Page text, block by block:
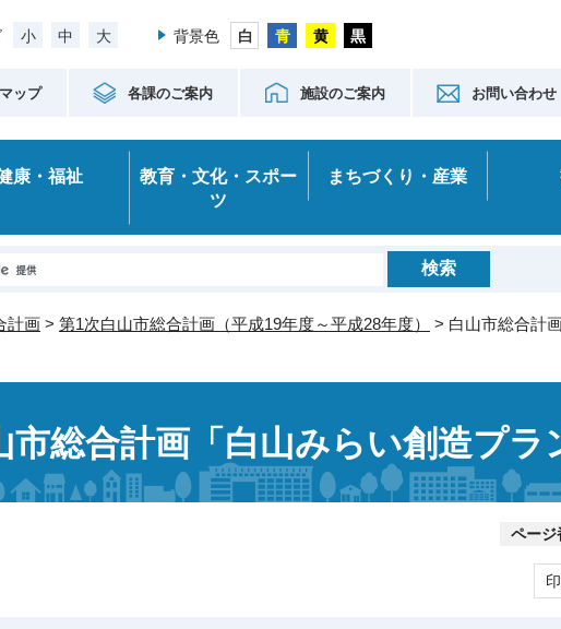
小 中 大 背景色
ップ 各課のご案内 施設のご案内 お問い合わせ
康・福祉
教育・文化・スポー
ツ
まちづくり・産業
計画 > 第1次白山市総合計画（平成19年度～平成28年度）
> 白山市総合計
市総合計画「白山みらい創造プラ
ページ